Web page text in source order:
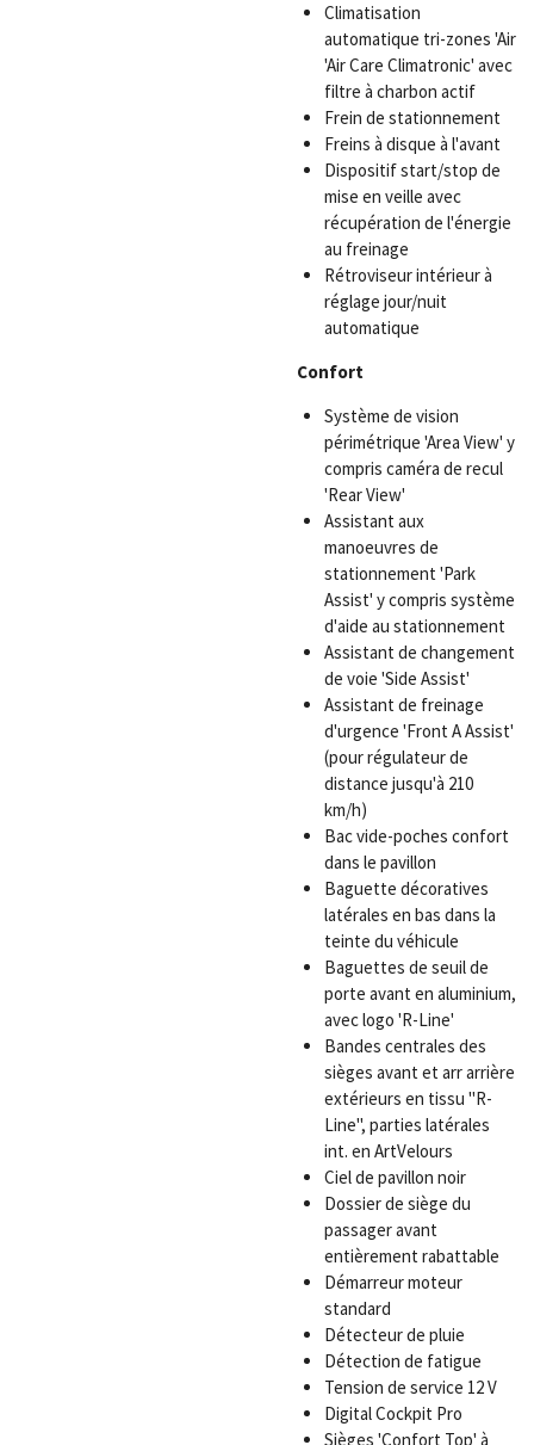
Climatisation
automatique tri-zones 'Air
'Air Care Climatronic' avec
filtre à charbon actif
Frein de stationnement
Freins à disque à l'avant
Dispositif start/stop de
mise en veille avec
récupération de l'énergie
au freinage
Rétroviseur intérieur à
réglage jour/nuit
automatique
Confort
Système de vision
périmétrique 'Area View' y
compris caméra de recul
'Rear View'
Assistant aux
manoeuvres de
stationnement 'Park
Assist' y compris système
d'aide au stationnement
Assistant de changement
de voie 'Side Assist'
Assistant de freinage
d'urgence 'Front A Assist'
(pour régulateur de
distance jusqu'à 210
km/h)
Bac vide-poches confort
dans le pavillon
Baguette décoratives
latérales en bas dans la
teinte du véhicule
Baguettes de seuil de
porte avant en aluminium,
avec logo 'R-Line'
Bandes centrales des
sièges avant et arr arrière
extérieurs en tissu "R-
Line", parties latérales
int. en ArtVelours
Ciel de pavillon noir
Dossier de siège du
passager avant
entièrement rabattable
Démarreur moteur
standard
Détecteur de pluie
Détection de fatigue
Tension de service 12 V
Digital Cockpit Pro
Sièges 'Confort Top' à